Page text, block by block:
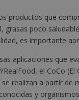
productos que
grasas poco
es importante
aplicaciones que
el CoCo
realizan a partir de
y